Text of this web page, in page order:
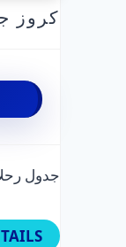
كروز
جدول